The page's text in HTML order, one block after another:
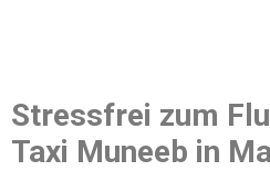
Stressfrei zum
Taxi Muneeb in